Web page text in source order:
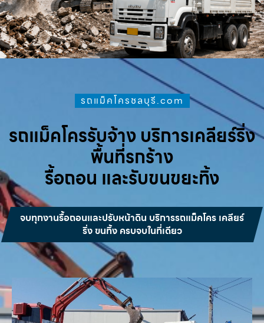
รถแม็คโครชลบุรี.com
รถแม็คโครรับจ้าง บริการเคลียร์ริ่ง
พื้นที่รกร้าง
รื้อถอน และรับขนขยะทิ้ง
จบทุกงานรื้อถอนและปรับหน้าดิน บริการรถแม็คโคร เคลียร์
ริ่ง ขนทิ้ง ครบจบในที่เดียว